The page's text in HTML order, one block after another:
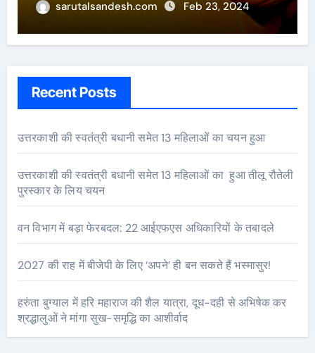
sarutalsandesh.com Feb 23, 2024
Recent Posts
उत्तरकाशी की स्वतंत्री बधानी समेत 13 महिलाओं का चयन हुआ
उत्तरकाशी की स्वतंत्री बधानी समेत 13 महिलाओं का हुआ तीलू रौतेली
पुरस्कार के लिय चयन
वन विभाग में बड़ा फेरबदल: 22 आईएफएस अधिकारियों के तबादले
2027 की राह में बीजेपी के लिए ‘अपने’ ही बन सकते हैं भस्मासुर!
हरुंता बुग्याल में हरि महाराज की शैल यात्रा, दूध-दही से अभिषेक कर
श्रद्धालुओं ने मांगा सुख-समृद्धि का आशीर्वाद